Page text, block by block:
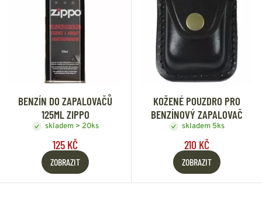
BENZÍN DO ZAPALOVAČŮ
125ML ZIPPO
skladem > 20ks
125 KČ
ZOBRAZIT
KOŽENÉ POUZDRO PRO
BENZÍNOVÝ ZAPALOVAČ
skladem 5ks
210 KČ
ZOBRAZIT